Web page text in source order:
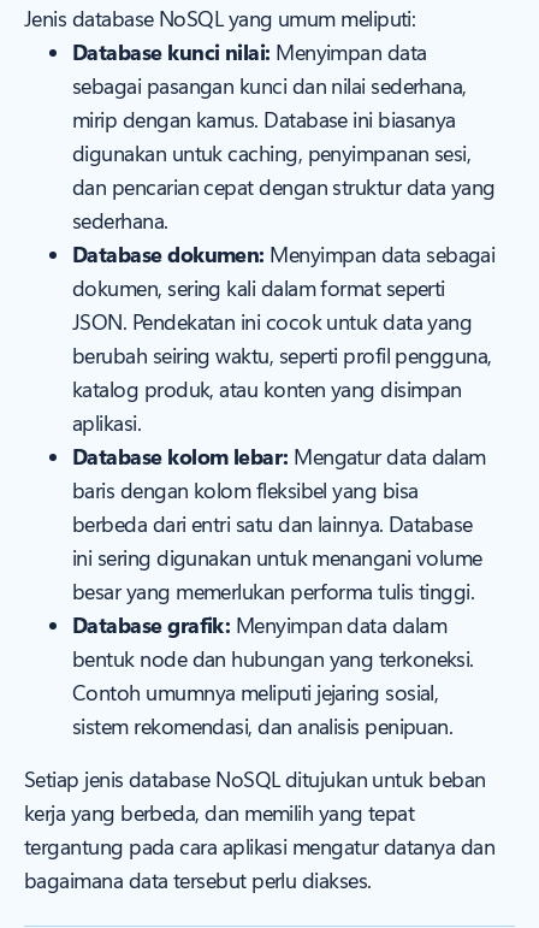
Jenis database NoSQL yang umum meliputi:
Database kunci nilai: Menyimpan data
sebagai pasangan kunci dan nilai sederhana,
mirip dengan kamus. Database ini biasanya
digunakan untuk caching, penyimpanan sesi,
dan pencarian cepat dengan struktur data yang
sederhana.
Database dokumen: Menyimpan data sebagai
dokumen, sering kali dalam format seperti
JSON. Pendekatan ini cocok untuk data yang
berubah seiring waktu, seperti profil pengguna,
katalog produk, atau konten yang disimpan
aplikasi.
Database kolom lebar: Mengatur data dalam
baris dengan kolom fleksibel yang bisa
berbeda dari entri satu dan lainnya. Database
ini sering digunakan untuk menangani volume
besar yang memerlukan performa tulis tinggi.
Database grafik: Menyimpan data dalam
bentuk node dan hubungan yang terkoneksi.
Contoh umumnya meliputi jejaring sosial,
sistem rekomendasi, dan analisis penipuan.
Setiap jenis database NoSQL ditujukan untuk beban
kerja yang berbeda, dan memilih yang tepat
tergantung pada cara aplikasi mengatur datanya dan
bagaimana data tersebut perlu diakses.